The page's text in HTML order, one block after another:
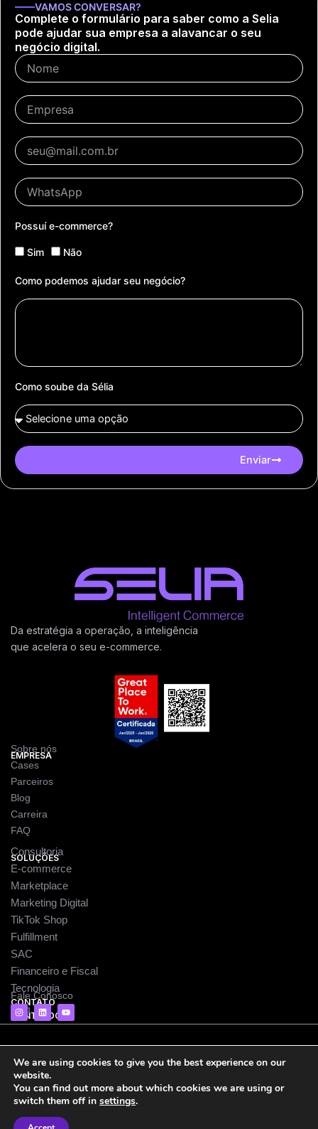
VAMOS CONVERSAR?
Complete o formulário para saber como a Selia
pode ajudar sua empresa a alavancar o seu
negócio digital.
Possuí e-commerce?
Sim Não
Como podemos ajudar seu negócio?
Como soube da Sélia
Enviar
Da estratégia a operação, a inteligência
que acelera o seu e-commerce.
EMPRESA
Sobre nós
Cases
Parceiros
Blog
Carreira
FAQ
SOLUÇÕES
Consultoria
E-commerce
Marketplace
Marketing Digital
TikTok Shop
Fulfillment
SAC
Financeiro e Fiscal
Tecnologia
CONTEÚDO
Blog
CONTATO
Fale Conosco
I
n
s
r
a
m
L
i
n
i
n
Y
o
u
e
Humus.
Comprometimento · Transparência · Escalabilidade
We are using cookies to give you the best experience on our
website.
You can find out more about which cookies we are using or
switch them off in settings.